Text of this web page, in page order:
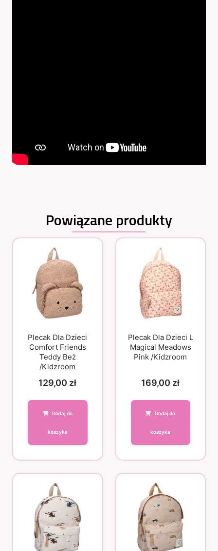
Powiązane produkty
Plecak Dla Dzieci
Comfort Friends
Teddy Beż
/Kidzroom
129,00 zł
Dodaj do
koszyka
Plecak Dla Dzieci L
Magical Meadows
Pink /Kidzroom
169,00 zł
Dodaj do
koszyka